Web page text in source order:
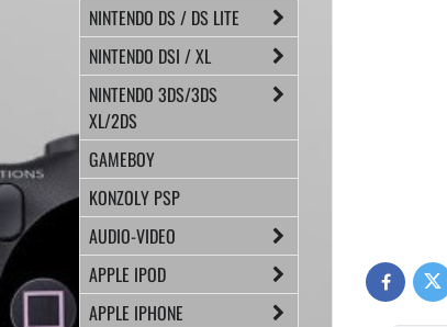
Facebook
NINTENDO DS / DS LITE
NINTENDO DSI / XL
NINTENDO 3DS/3DS
XL/2DS
GAMEBOY
KONZOLY PSP
AUDIO-VIDEO
APPLE IPOD
APPLE IPHONE